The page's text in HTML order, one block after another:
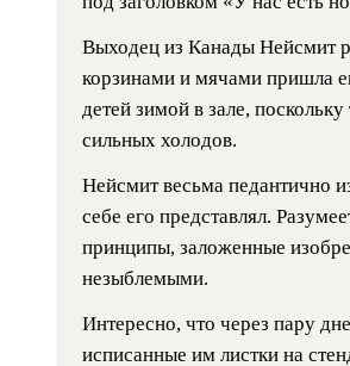
Выходец из Канады Нейсмит
корзинами и мячами пришла
детей зимой в зале,
сильных холодов.
Нейсмит весьма педантично
себе его представлял.
принципы, заложенные
незыблемыми.
Интересно, что через пару
исписанные им листки на